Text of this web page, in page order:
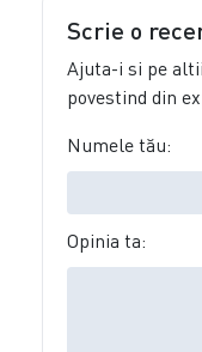
Scrie o
Ajuta-i si pe
povestind din
Numele tău:
Opinia ta: